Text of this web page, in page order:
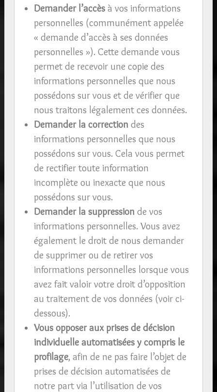
Demander l’accès à vos informations
personnelles (communément appelée
« demande d’accès à ses données
personnelles »). Cette demande vous
permet de recevoir une copie des
informations personnelles que nous
possédons sur vous et de vérifier que
nous traitons légalement ces données.
Demander la correction des
informations personnelles que nous
possédons sur vous. Cela vous permet
de rectifier toute information
incomplète ou inexacte que nous
possédons sur vous.
Demander la suppression de vos
informations personnelles. Vous avez
également le droit de nous demander
de supprimer ou de retirer vos
informations personnelles lorsque vous
avez fait valoir votre droit d’opposition
au traitement de vos données (voir ci-
dessous).
Vous opposer aux prises de décision
individuelle automatisées y compris le
profilage, afin de ne pas faire l’objet de
prises de décision automatisées de
notre part via l’utilisation de vos